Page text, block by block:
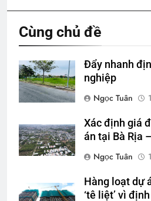
Cùng chủ đề
Đẩy nhanh
nghiệp
Ngọc Tuân
Xác định giá
án tại Bà Rịa
Ngọc Tuân
Hàng loạt dự
‘tê liệt’ vì